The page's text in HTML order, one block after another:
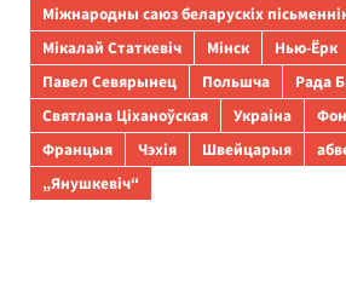
Міжнародны саюз беларускіх
Мікалай Статкевіч
Мінск Нью-Ёрк
Павел Севярынец
Польшча Рада
Святлана Ціханоўская
Украіна
Францыя
Чэхія Швейцарыя
„Янушкевіч“